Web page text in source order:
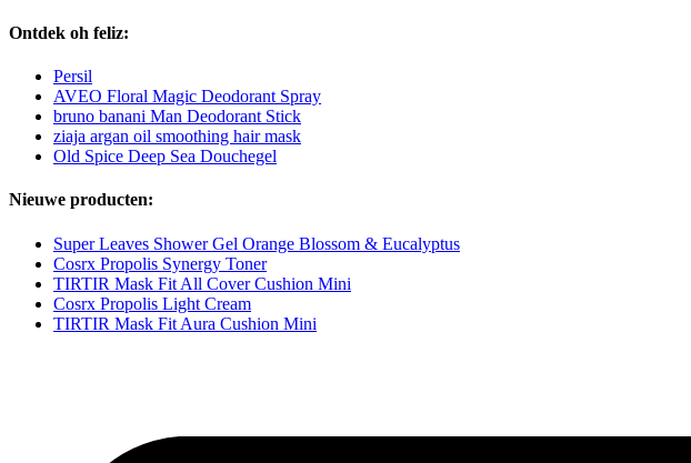
Ontdek oh feliz:
Persil
AVEO Floral Magic Deodorant Spray
bruno banani Man Deodorant Stick
ziaja argan oil smoothing hair mask
Old Spice Deep Sea Douchegel
Nieuwe producten:
Super Leaves Shower Gel Orange Blossom & Eucalyptus
Cosrx Propolis Synergy Toner
TIRTIR Mask Fit All Cover Cushion Mini
Cosrx Propolis Light Cream
TIRTIR Mask Fit Aura Cushion Mini